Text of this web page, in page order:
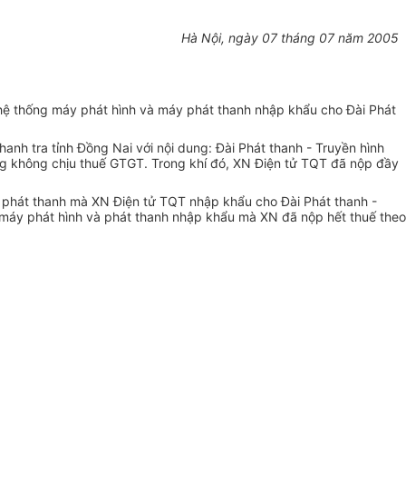
Hà Nội, ngày 07 tháng 07 năm 2005
thống máy phát hình và máy phát thanh nhập khẩu cho Đài Phát
tra tỉnh Đồng Nai với nội dung: Đài Phát thanh - Truyền hình
chịu thuế GTGT. Trong khí đó, XN Điện tử TQT đã nộp đầy
thanh mà XN Điện tử TQT nhập khẩu cho Đài Phát thanh -
phát hình và phát thanh nhập khẩu mà XN đã nộp hết thuế theo